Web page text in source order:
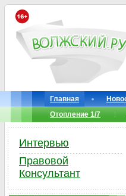
Главная
Отопление 1/7
Интервью
Правовой
Консультант